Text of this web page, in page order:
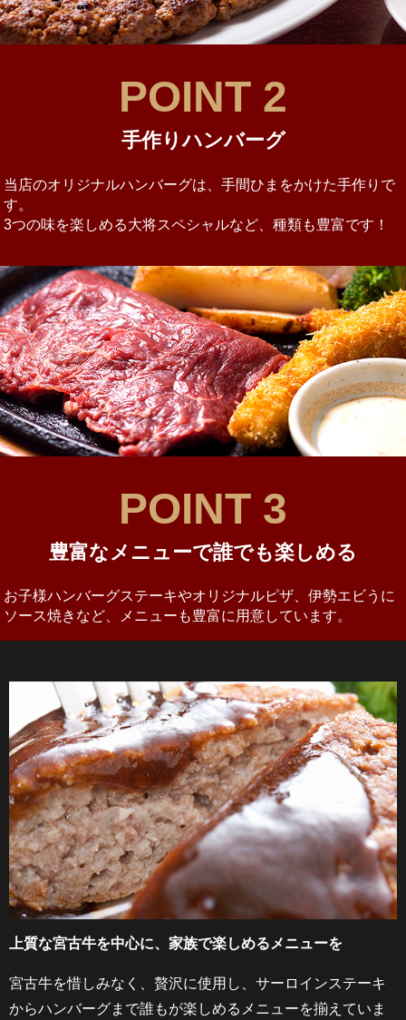
POINT 2
手作りハンバーグ
当店のオリジナルハンバーグは、手間ひまをかけた手作りで
す。
3つの味を楽しめる大将スペシャルなど、種類も豊富です！
POINT 3
豊富なメニューで誰でも楽しめる
お子様ハンバーグステーキやオリジナルピザ、伊勢エビうに
ソース焼きなど、メニューも豊富に用意しています。
上質な宮古牛を中心に、家族で楽しめるメニューを
宮古牛を惜しみなく、贅沢に使用し、サーロインステーキ
からハンバーグまで誰もが楽しめるメニューを揃えていま